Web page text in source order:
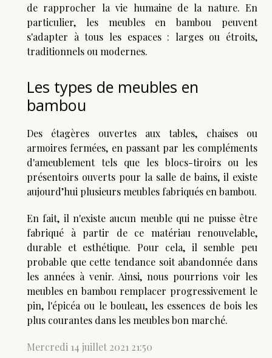
de rapprocher la vie humaine de la nature. En
particulier, les meubles en bambou peuvent
s'adapter à tous les espaces : larges ou étroits,
traditionnels ou modernes.
Les types de meubles en
bambou
Des étagères ouvertes aux tables, chaises ou
armoires fermées, en passant par les compléments
d'ameublement tels que les blocs-tiroirs ou les
présentoirs ouverts pour la salle de bains, il existe
aujourd’hui plusieurs meubles fabriqués en bambou.
En fait, il n'existe aucun meuble qui ne puisse être
fabriqué à partir de ce matériau renouvelable,
durable et esthétique. Pour cela, il semble peu
probable que cette tendance soit abandonnée dans
les années à venir. Ainsi, nous pourrions voir les
meubles en bambou remplacer progressivement le
pin, l'épicéa ou le bouleau, les essences de bois les
plus courantes dans les meubles bon marché.
Mercredi 14 juillet 2021 21:50